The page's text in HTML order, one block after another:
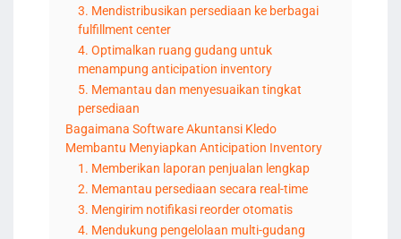
3. Mendistribusikan persediaan ke berbagai
fulfillment center
4. Optimalkan ruang gudang untuk
menampung anticipation inventory
5. Memantau dan menyesuaikan tingkat
persediaan
Bagaimana Software Akuntansi Kledo
Membantu Menyiapkan Anticipation Inventory
1. Memberikan laporan penjualan lengkap
2. Memantau persediaan secara real-time
3. Mengirim notifikasi reorder otomatis
4. Mendukung pengelolaan multi-gudang